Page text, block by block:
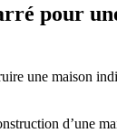
pour
une maison
d’une